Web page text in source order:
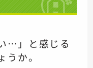
…」と感じる
か。